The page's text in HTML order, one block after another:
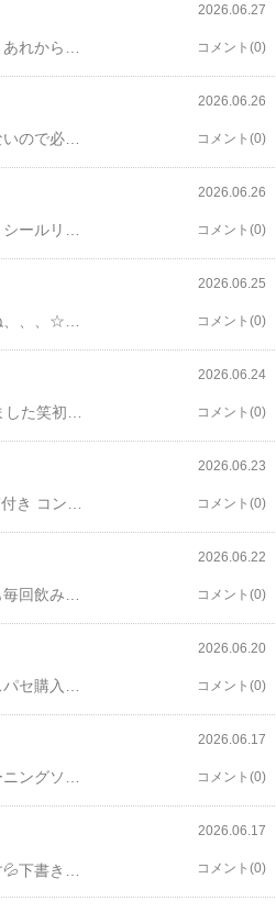
2026.06.27
コメント(0)
水曜日。しまむら超サプライズセール初日、行きました。激戦のものは何も買ってないので必要なものだけさっと手に取りさっさとレジへ。5000円以上購入で貰えるノベルティももらいました。購入品長男＆夫のおパンツ、靴下各1000円私のteraさんコラボのラクチンワンピース 700円ノベルティの保冷バッグ以上！
2026.06.26
コメント(0)
2026.06.26
コメント(0)
2026.06.25
コメント(0)
2026.06.24
コメント(0)
2026.06.23
コメント(0)
2026.06.22
コメント(0)
2026.06.20
コメント(0)
2026.06.17
コメント(0)
2026.06.17
コメント(0)